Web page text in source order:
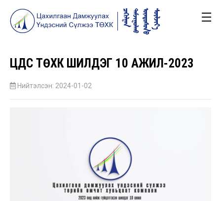
☰
ЦДҮС ТӨХК ШИЛДЭГ 10 АЖИЛ-2023
Нийтэлсэн: 2024-01-02